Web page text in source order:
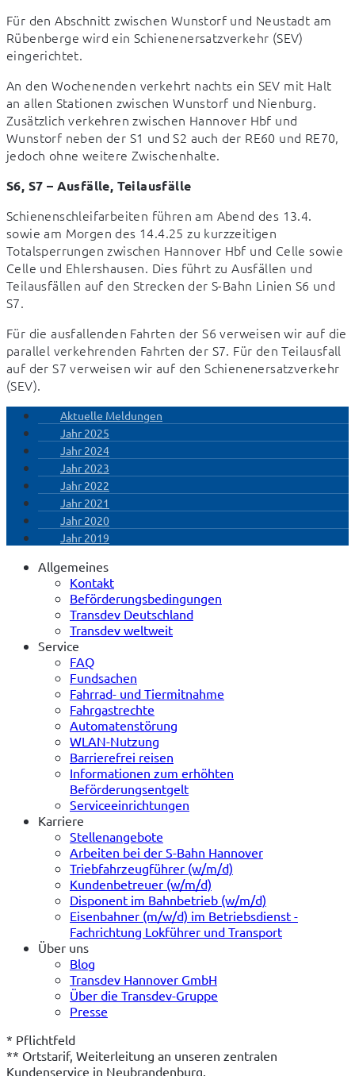
Für den Abschnitt zwischen Wunstorf und Neustadt am
Rübenberge wird ein Schienenersatzverkehr (SEV)
eingerichtet.
An den Wochenenden verkehrt nachts ein SEV mit Halt
an allen Stationen zwischen Wunstorf und Nienburg.
Zusätzlich verkehren zwischen Hannover Hbf und
Wunstorf neben der S1 und S2 auch der RE60 und RE70,
jedoch ohne weitere Zwischenhalte.
S6, S7 – Ausfälle, Teilausfälle
Schienenschleifarbeiten führen am Abend des 13.4.
sowie am Morgen des 14.4.25 zu kurzzeitigen
Totalsperrungen zwischen Hannover Hbf und Celle sowie
Celle und Ehlershausen. Dies führt zu Ausfällen und
Teilausfällen auf den Strecken der S-Bahn Linien S6 und
S7.
Für die ausfallenden Fahrten der S6 verweisen wir auf die
parallel verkehrenden Fahrten der S7. Für den Teilausfall
auf der S7 verweisen wir auf den Schienenersatzverkehr
(SEV).
Aktuelle Meldungen
Jahr 2025
Jahr 2024
Jahr 2023
Jahr 2022
Jahr 2021
Jahr 2020
Jahr 2019
Allgemeines
Kontakt
Beförderungsbedingungen
Transdev Deutschland
Transdev weltweit
Service
FAQ
Fundsachen
Fahrrad- und Tiermitnahme
Fahrgastrechte
Automatenstörung
WLAN-Nutzung
Barrierefrei reisen
Informationen zum erhöhten
Beförderungsentgelt
Serviceeinrichtungen
Karriere
Stellenangebote
Arbeiten bei der S-Bahn Hannover
Triebfahrzeugführer (w/m/d)
Kundenbetreuer (w/m/d)
Disponent im Bahnbetrieb (w/m/d)
Eisenbahner (m/w/d) im Betriebsdienst -
Fachrichtung Lokführer und Transport
Über uns
Blog
Transdev Hannover GmbH
Über die Transdev-Gruppe
Presse
* Pflichtfeld
** Ortstarif, Weiterleitung an unseren zentralen
Kundenservice in Neubrandenburg.